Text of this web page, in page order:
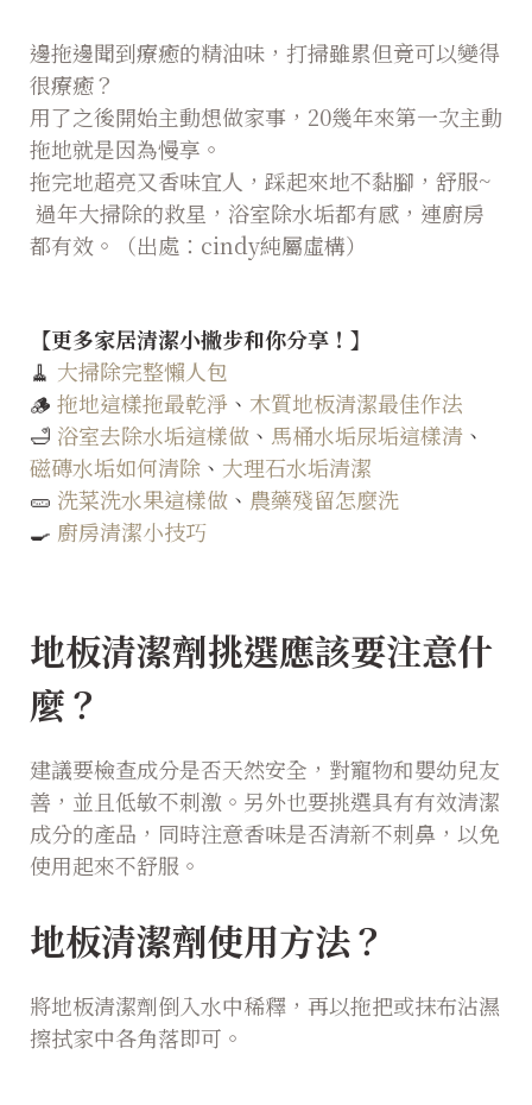
邊拖邊聞到療癒的精油味，打掃雖累但竟可以變得
很療癒？
用了之後開始主動想做家事，20幾年來第一次主動
拖地就是因為慢享。
拖完地超亮又香味宜人，踩起來地不黏腳，舒服~
過年大掃除的救星，浴室除水垢都有感，連廚房
都有效。（出處： cindy純屬虛構）
【更多家居清潔小撇步和你分享！】
🧹 大掃除完整懶人包
🪵 拖地這樣拖最乾淨 、 木質地板清潔最佳作法
🛁 浴室去除水垢這樣做 、 馬桶水垢尿垢這樣清 、
磁磚水垢如何清除 、 大理石水垢清潔
🥒 洗菜洗水果這樣做 、 農藥殘留怎麼洗
🍳 廚房清潔小技巧
地板清潔劑挑選應該要注意什
麼？
建議要檢查成分是否天然安全，對寵物和嬰幼兒友
善，並且低敏不刺激。另外也要挑選具有有效清潔
成分的產品，同時注意香味是否清新不刺鼻，以免
使用起來不舒服。
地板清潔劑使用方法？
將地板清潔劑倒入水中稀釋，再以拖把或抹布沾濕
擦拭家中各角落即可。